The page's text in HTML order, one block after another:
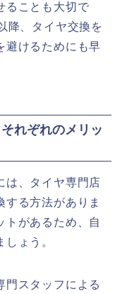
ることも大切で
降、タイヤ交換を
避けるためにも早
れぞれのメリッ
、タイヤ専門店
る方法がありま
トがあるため、自
ょう。
スタッフによる